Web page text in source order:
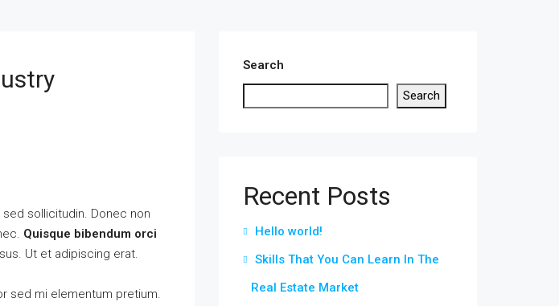
sollicitudin. Donec non
Quisque bibendum orci
Ut et adipiscing erat.
sed mi elementum pretium.
Search
Search
Recent Posts
Hello world!
Skills That You Can Learn In The
Real Estate Market